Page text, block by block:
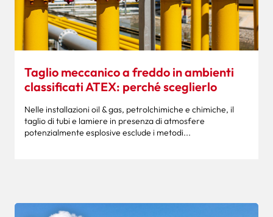
Taglio meccanico a freddo in ambienti
classificati ATEX: perché sceglierlo
Nelle installazioni oil & gas, petrolchimiche e chimiche, il
taglio di tubi e lamiere in presenza di atmosfere
potenzialmente esplosive esclude i metodi...